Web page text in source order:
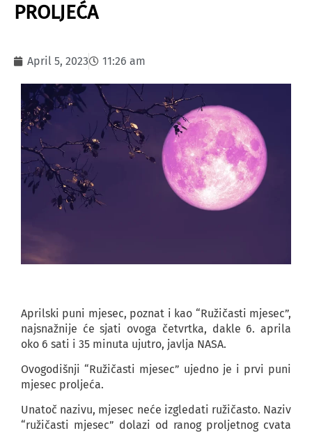
PROLJEĆA
April 5, 2023 11:26 am
Aprilski puni mjesec, poznat i kao “Ružičasti mjesec”,
najsnažnije će sjati ovoga četvrtka, dakle 6. aprila
oko 6 sati i 35 minuta ujutro, javlja NASA.
Ovogodišnji “Ružičasti mjesec” ujedno je i prvi puni
mjesec proljeća.
Unatoč nazivu, mjesec neće izgledati ružičasto. Naziv
“ružičasti mjesec” dolazi od ranog proljetnog cvata